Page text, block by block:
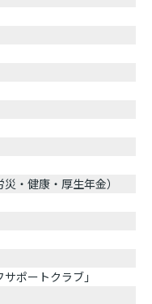
・健康・厚生年金）
ポートクラブ」